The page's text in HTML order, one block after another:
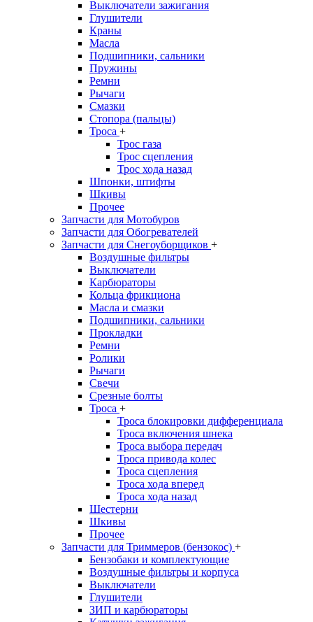
Выключатели зажигания
Глушители
Краны
Масла
Подшипники, сальники
Пружины
Ремни
Рычаги
Смазки
Стопора (пальцы)
Троса +
Трос газа
Трос сцепления
Трос хода назад
Шпонки, штифты
Шкивы
Прочее
Запчасти для Мотобуров
Запчасти для Обогревателей
Запчасти для Снегоуборщиков +
Воздушные фильтры
Выключатели
Карбюраторы
Кольца фрикциона
Масла и смазки
Подшипники, сальники
Прокладки
Ремни
Ролики
Рычаги
Свечи
Срезные болты
Троса +
Троса блокировки дифференциала
Троса включения шнека
Троса выбора передач
Троса привода колес
Троса сцепления
Троса хода вперед
Троса хода назад
Шестерни
Шкивы
Прочее
Запчасти для Триммеров (бензокос) +
Бензобаки и комплектующие
Воздушные фильтры и корпуса
Выключатели
Глушители
ЗИП и карбюраторы